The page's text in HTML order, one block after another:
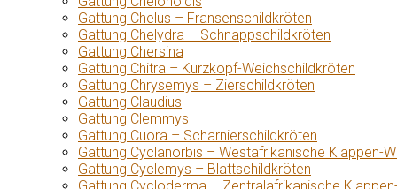
Gattung Chelus – Fransenschildkröten
Gattung Chelydra – Schnappschildkröten
Gattung Chersina
Gattung Chitra – Kurzkopf-Weichschildkröten
Gattung Chrysemys – Zierschildkröten
Gattung Claudius
Gattung Clemmys
Gattung Cuora – Scharnierschildkröten
Gattung Cyclanorbis – Westafrikanische Klappen-
Gattung Cyclemys – Blattschildkröten